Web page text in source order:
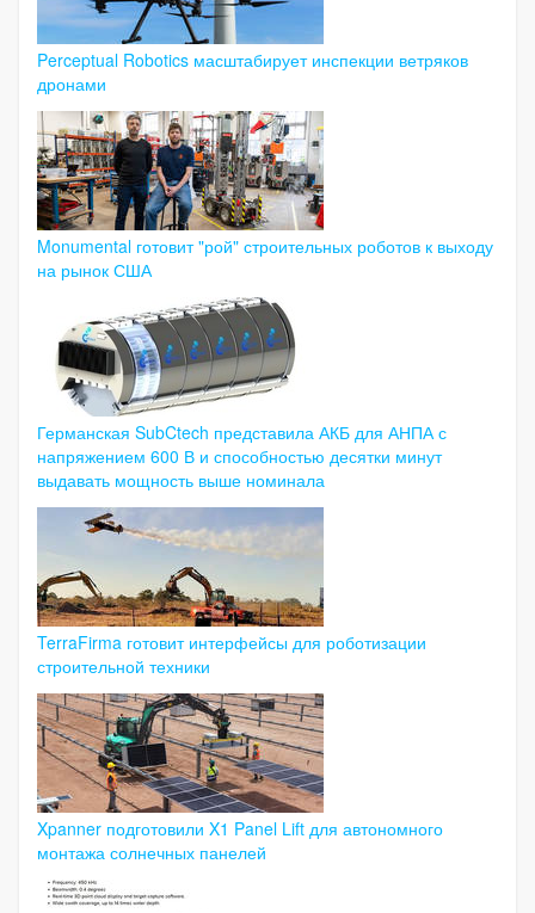
Perceptual Robotics масштабирует инспекции ветряков
дронами
Monumental готовит "рой" строительных роботов к выходу
на рынок США
Германская SubCtech представила АКБ для АНПА с
напряжением 600 В и способностью десятки минут
выдавать мощность выше номинала
TerraFirma готовит интерфейсы для роботизации
строительной техники
Xpanner подготовили X1 Panel Lift для автономного
монтажа солнечных панелей